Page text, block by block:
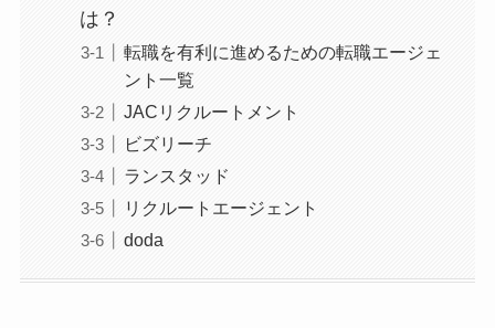
は？
転職を有利に進めるための転職エージェ
ント一覧
JACリクルートメント
ビズリーチ
ランスタッド
リクルートエージェント
doda